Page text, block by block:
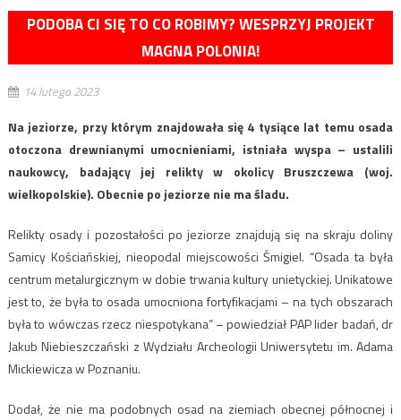
PODOBA CI SIĘ TO CO ROBIMY? WESPRZYJ PROJEKT
MAGNA POLONIA!
14 lutego 2023
Na jeziorze, przy którym znajdowała się 4 tysiące lat temu osada
otoczona drewnianymi umocnieniami, istniała wyspa – ustalili
naukowcy, badający jej relikty w okolicy Bruszczewa (woj.
wielkopolskie). Obecnie po jeziorze nie ma śladu.
Relikty osady i pozostałości po jeziorze znajdują się na skraju doliny
Samicy Kościańskiej, nieopodal miejscowości Śmigiel. “Osada ta była
centrum metalurgicznym w dobie trwania kultury unietyckiej. Unikatowe
jest to, że była to osada umocniona fortyfikacjami – na tych obszarach
była to wówczas rzecz niespotykana” – powiedział PAP lider badań, dr
Jakub Niebieszczański z Wydziału Archeologii Uniwersytetu im. Adama
Mickiewicza w Poznaniu.
Dodał, że nie ma podobnych osad na ziemiach obecnej północnej i